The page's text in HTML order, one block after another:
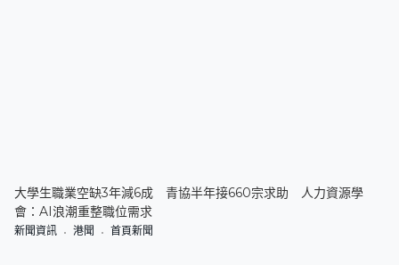
大學生職業空缺3年減6成 青協半年接660宗求助 人力資源學
會：AI浪潮重整職位需求
新聞資訊 港聞 首頁新聞